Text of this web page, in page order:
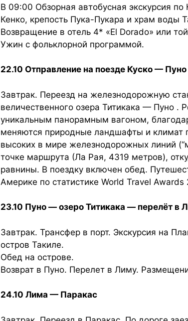
В 09:00 Обзорная автобусная экскурсия
Кенко, крепость Пука-Пукара и храм
Возвращение в отель 4* «El Dorado» или
Ужин с фольклорной программой.
22.10 Отправление на поезде Куско — Пуно
Завтрак. Переезд на железнодорожную
величественного озера Титикака — Пуно
уникальным панорамным вагоном,
меняются природные ландшафты и климат
высоких в мире железнодорожных линий
точке маршрута (Ла Рая, 4319 метров),
равнины. В поездку включен обед.
Америке по статистике World Travel Awards
23.10 Пуно — озеро Титикака — перелёт в
Завтрак. Трансфер в порт. Экскурсия на
остров Такиле.
Обед на острове.
Возврат в Пуно. Перелет в Лимy.
24.10 Лима — Паракас